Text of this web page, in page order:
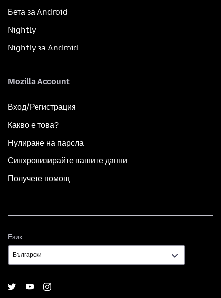
Бета за Android
Nightly
Nightly за Android
Mozilla Account
Вход/Регистрация
Какво е това?
Нулиране на парола
Синхронизирайте вашите данни
Получете помощ
Език